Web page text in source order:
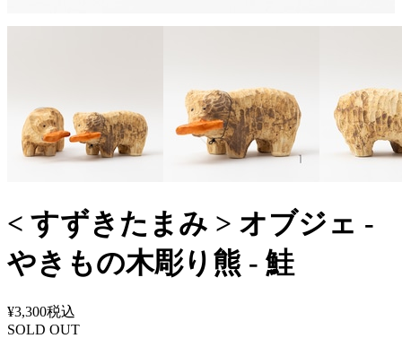
< すずきたまみ > オブジェ -
やきもの木彫り熊 - 鮭
¥3,300税込
SOLD OUT